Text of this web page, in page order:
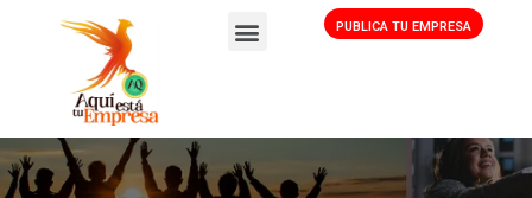
PUBLICA TU EMPRESA